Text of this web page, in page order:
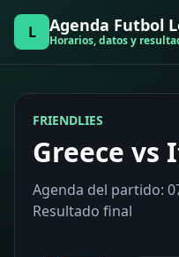
L Agenda Futbol
Horarios, datos y
FRIENDLIES
Greece vs
Agenda del partido:
Resultado final